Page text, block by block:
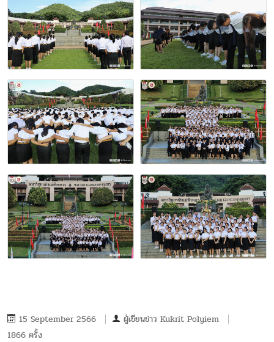
15 September 2566 ผู้เขียนข่าว Kukrit Polyiem
1866 ครั้ง